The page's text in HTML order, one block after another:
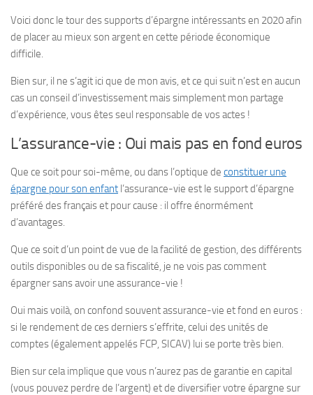
Voici donc le tour des supports d’épargne intéressants en 2020 afin
de placer au mieux son argent en cette période économique
difficile.
Bien sur, il ne s’agit ici que de mon avis, et ce qui suit n’est en aucun
cas un conseil d’investissement mais simplement mon partage
d’expérience, vous êtes seul responsable de vos actes !
L’assurance-vie : Oui mais pas en fond euros
Que ce soit pour soi-même, ou dans l’optique de constituer une
épargne pour son enfant l’assurance-vie est le support d’épargne
préféré des français et pour cause : il offre énormément
d’avantages.
Que ce soit d’un point de vue de la facilité de gestion, des différents
outils disponibles ou de sa fiscalité, je ne vois pas comment
épargner sans avoir une assurance-vie !
Oui mais voilà, on confond souvent assurance-vie et fond en euros :
si le rendement de ces derniers s’effrite, celui des unités de
comptes (également appelés FCP, SICAV) lui se porte très bien.
Bien sur cela implique que vous n’aurez pas de garantie en capital
(vous pouvez perdre de l’argent) et de diversifier votre épargne sur